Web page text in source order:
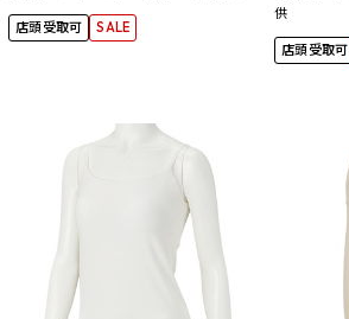
店頭受取可 SALE
供
店頭受取可